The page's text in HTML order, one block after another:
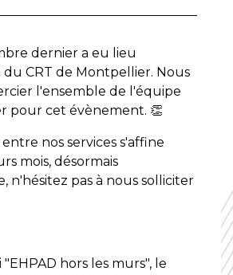
dernier a eu lieu
du CRT de Montpellier. Nous
l'ensemble de l'équipe
pour cet évènement. 👏
nos services s'affine
mois, désormais
n'hésitez pas à nous solliciter
"EHPAD hors les murs", le